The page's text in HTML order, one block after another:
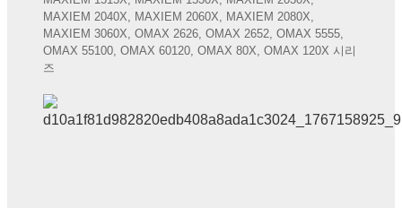
MAXIEM 2040X, MAXIEM 2060X, MAXIEM 2080X,
MAXIEM 3060X, OMAX 2626, OMAX 2652, OMAX 5555,
OMAX 55100, OMAX 60120, OMAX 80X, OMAX 120X 시리
즈